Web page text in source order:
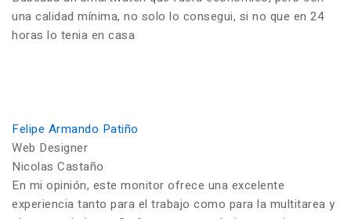
una calidad mínima, no solo lo consegui, si no que en 24
horas lo tenia en casa
Felipe Armando Patiño
Web Designer
Nicolas Castaño
En mi opinión, este monitor ofrece una excelente
experiencia tanto para el trabajo como para la multitarea y